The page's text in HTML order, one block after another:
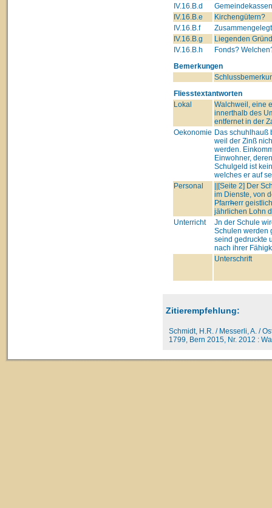
IV.16.B.d
IV.16.B.e
Kirchengütern?
IV.16.B.f
IV.16.B.g
Liegenden
IV.16.B.h
Fonds?
Bemerkungen
Fliesstextantworten
Lokal
Walchweil, eine
innerthalb des
entfernet in der
Oekonomie Das schuhlhauß
weil der Zinß
werden.
Einwohner,
Schulgeld ist
welches er auf
Personal
||[Seite 2] Der
im Dienste, von
Pfarrherr
jährlichen Lohn
Unterricht
Jn der Schule
Schulen werden
seind gedruckte
nach ihrer
Unterschrift
Zitierempfehlung:
Schmidt, H.R. / Messerli, A. /
1799, Bern 2015, Nr. 2012 :